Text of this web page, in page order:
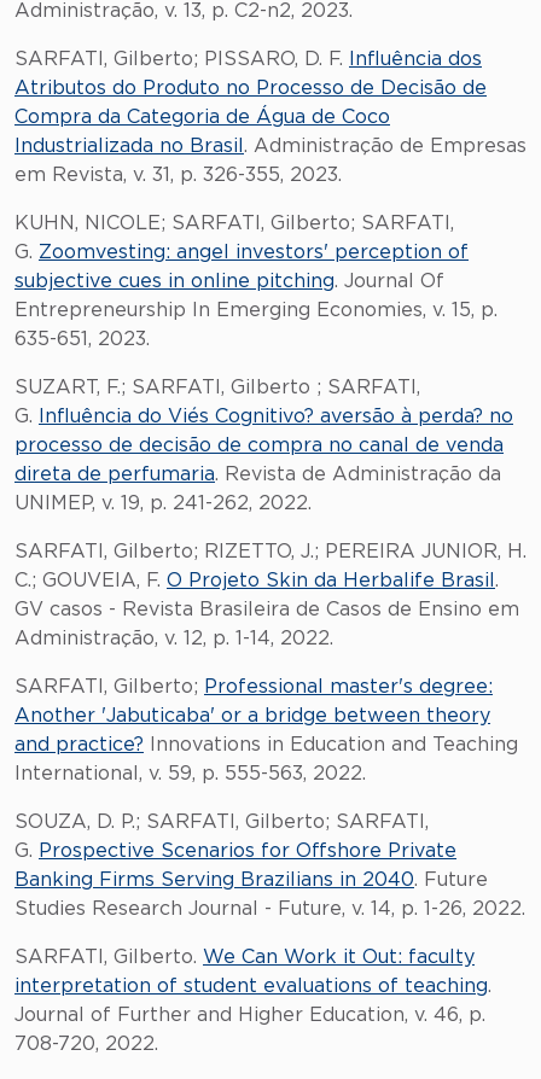
Administração, v. 13, p. C2-n2, 2023.
SARFATI, Gilberto; PISSARO, D. F.
Influência dos
Atributos do Produto no Processo de Decisão de
Compra da Categoria de Água de Coco
Industrializada no Brasil . Administração de Empresas
em Revista, v. 31, p. 326-355, 2023.
KUHN, NICOLE; SARFATI, Gilberto; SARFATI,
G. Zoomvesting: angel investors' perception of
subjective cues in online pitching. Journal Of
Entrepreneurship In Emerging Economies, v. 15, p.
635-651, 2023.
SUZART, F.; SARFATI, Gilberto ; SARFATI,
G.
Influência do Viés Cognitivo? aversão à perda? no
processo de decisão de compra no canal de venda
direta de perfumaria. Revista de Administração da
UNIMEP, v. 19, p. 241-262, 2022.
SARFATI, Gilberto; RIZETTO, J.; PEREIRA JUNIOR, H.
C.; GOUVEIA, F. O Projeto Skin da Herbalife Brasil .
GV casos - Revista Brasileira de Casos de Ensino em
Administração, v. 12, p. 1-14, 2022.
SARFATI, Gilberto; Professional master's degree:
Another 'Jabuticaba' or a bridge between theory
and practice? Innovations in Education and Teaching
International, v. 59, p. 555-563, 2022.
SOUZA, D. P.; SARFATI, Gilberto; SARFATI,
G. Prospective Scenarios for Offshore Private
Banking Firms Serving Brazilians in 2040. Future
Studies Research Journal - Future, v. 14, p. 1-26, 2022.
SARFATI, Gilberto. We Can Work it Out: faculty
interpretation of student evaluations of teaching.
Journal of Further and Higher Education, v. 46, p.
708-720, 2022.